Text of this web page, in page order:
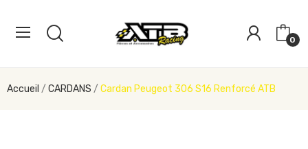
0
Accueil CARDANS Cardan Peugeot 306 S16 Renforcé ATB